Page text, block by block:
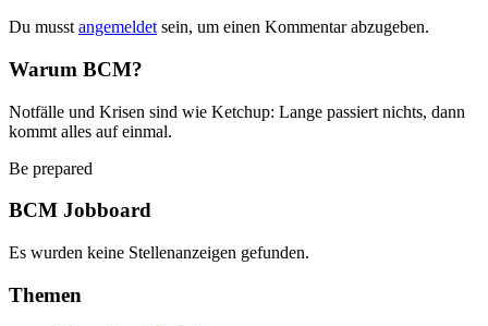
Du musst angemeldet sein, um einen Kommentar abzugeben.
Warum BCM?
Notfälle und Krisen sind wie Ketchup: Lange passiert nichts, dann
kommt alles auf einmal.
Be prepared
BCM Jobboard
Es wurden keine Stellenanzeigen gefunden.
Themen